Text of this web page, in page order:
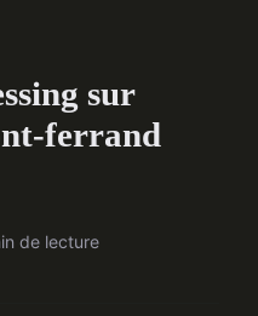
sur
ferrand
de lecture